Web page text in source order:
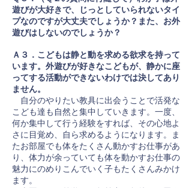
遊びが大好きで、じっとしていられないタイ
プなのですが大丈夫でしょうか？また、お外
遊びはしないのでしょうか？
Ａ３．こどもは静と動を求める欲求を持って
います。外遊びが好きなこどもが、静かに座
ってする活動ができないわけでは決してあり
ません。
自分のやりたい教具に出会うことで活発な
こども達も自然と集中していきます。一度、
何か集中して行う経験をすれば、その心地よ
さに目覚め、自ら求めるようになります。ま
たお部屋でも体をたくさん動かすお仕事があ
り、体力が余っていても体を動かすお仕事の
魅力にのめりこんでいく子もたくさんみかけ
ます。